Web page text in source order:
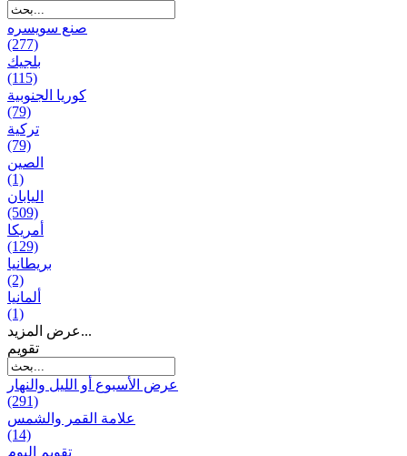
صنع سویسره
(277)
بلجيك
(115)
كوريا الجنوبية
(79)
تركية
(79)
الصين
(1)
اليابان
(509)
أمريكا
(129)
بریطانیا
(2)
ألمانيا
(1)
عرض المزيد...
تقويم
عرض الأسبوع أو الليل والنهار
(291)
علامة القمر والشمس
(14)
تقویم الیوم